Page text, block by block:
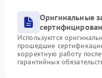
Оригинальные
Используются
прошедшие
корректную работу
гарантийных